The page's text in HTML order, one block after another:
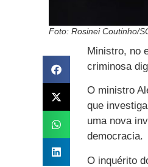
Foto: Rosinei Coutinho/
Ministro, no
criminosa
O ministro
que
uma nova
democracia.
O inquérito